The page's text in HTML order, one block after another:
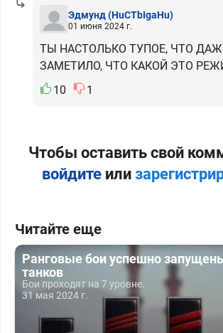
Эдмунд(HuCTbIgaHu)
01 июня 2024 г.
ТЫ НАСТОЛЬКО ТУПОЕ, ЧТО
ЗАМЕТИЛО, ЧТО КАКОЙ ЭТО
10
1
Чтобы оставить свой
войдитеили
Читайте еще
Ранговые бои успешно
танков
Бои проходят на 7 уровне.
31 мая 2024 г.